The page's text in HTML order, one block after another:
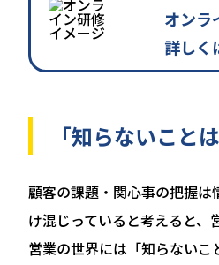
オンラ
詳しく
「知らないこと
顧客の課題・関心事の把握
け混じっていると考えると、
営業の世界には「知らない